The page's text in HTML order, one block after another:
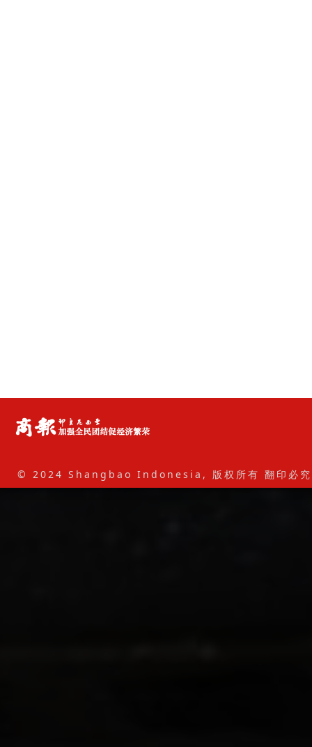
© 2024 Shangbao Indonesia, 版权所有 翻印必